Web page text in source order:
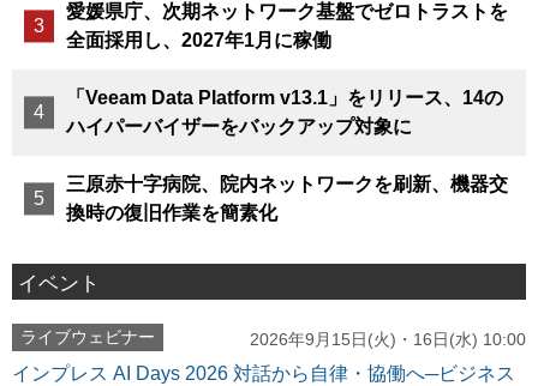
愛媛県庁、次期ネットワーク基盤でゼロトラストを
全面採用し、2027年1月に稼働
「Veeam Data Platform v13.1」をリリース、14の
ハイパーバイザーをバックアップ対象に
三原赤十字病院、院内ネットワークを刷新、機器交
換時の復旧作業を簡素化
イベント
ライブウェビナー 2026年9月15日(火)・16日(水) 10:00
インプレス AI Days 2026 対話から自律・協働へ─ビジネス